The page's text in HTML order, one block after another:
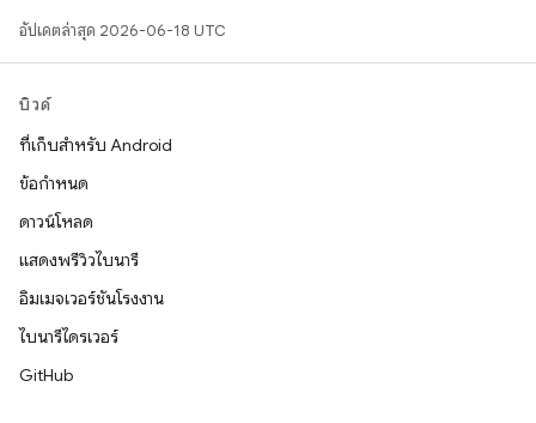
อัปเดตล่าสุด 2026-06-18 UTC
บิวด์
ที่เก็บสำหรับ Android
ข้อกำหนด
ดาวน์โหลด
แสดงพรีวิวไบนารี
อิมเมจเวอร์ชันโรงงาน
ไบนารีไดรเวอร์
GitHub